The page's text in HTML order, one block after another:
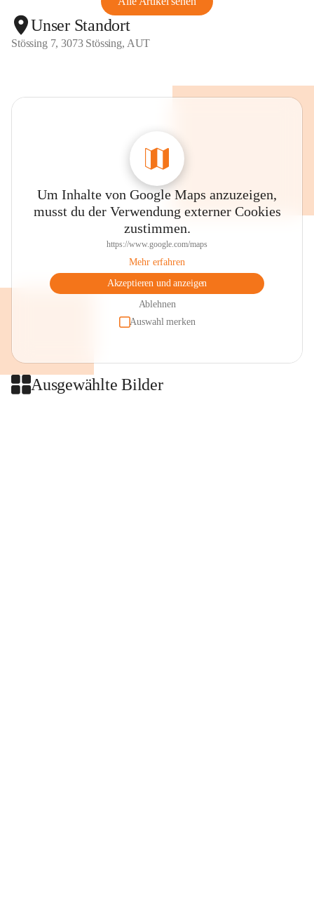
Unser Standort
Stössing 7, 3073 Stössing, AUT
Um Inhalte von Google Maps anzuzeigen,
musst du der Verwendung externer Cookies
zustimmen.
https://www.google.com/maps
Mehr erfahren
Akzeptieren und anzeigen
Ablehnen
Auswahl merken
Ausgewählte Bilder